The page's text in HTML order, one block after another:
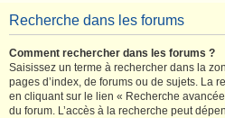
Recherche dans les forums
Comment rechercher dans les forums ?
Saisissez un terme à rechercher dans la
pages d’index, de forums ou de sujets. La
en cliquant sur le lien « Recherche
du forum. L’accès à la recherche peut